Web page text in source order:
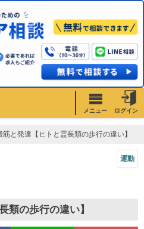
メニュー ログイン
筋と発達【ヒトと霊長類の歩行の違い】
運動
類の歩行の違い】